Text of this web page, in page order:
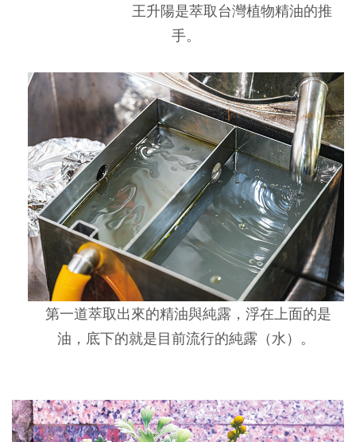
王升陽是萃取台灣植物精油的推
手。
第一道萃取出來的精油與純露，浮在上面的是
油，底下的就是目前流行的純露（水）。